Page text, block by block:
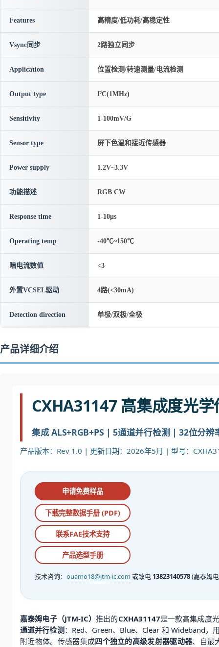
Features 高精度/低功耗/高稳定性
Vsync同步 2路独立同步
Application 位置检测/转速测量/电流检测
Output type I²C(1MHz)
Sensitivity 1-100mV/G
Sensor type 屏下色温和接近传感器
Power supply 1.2V~3.3V
功能描述 RGB CW
Response time 1-10μs
Operating temp -40℃~150℃
暗电流数值 <3
外置VCSEL驱动 4路(<30mA)
Detection direction 单极/双极/全极
产品详细介绍
CXHA31147 高集成度光
集成 ALS+RGB+PS | 5通道并行检测 | 32位分
产品版本：Rev 1.0 | 更新日期：2026年5月 | 型号：
申请免费样品
下载完整数据手册 (PDF)
联系FAE技术支持
产品选型手册
技术咨询： ouamo18@jtm-ic.com或致电 13823140578(嘉泰姆
嘉泰姆电子（JTM-IC）推出的CXHA31147是一款高集成度
通道并行检测 ：Red、Green、Blue、Clear 和 Wideband，
附近物体。传感器集成四个独立的高级发射器驱动器、自最